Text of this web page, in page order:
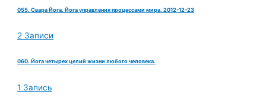
055. Свара Йога. Йога управления процессами мира. 2012-12-23
2 Записи
060. Йога четырех целий жизни любого человека.
1 Запись